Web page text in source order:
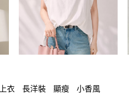
上衣 長洋裝 顯瘦 小香風